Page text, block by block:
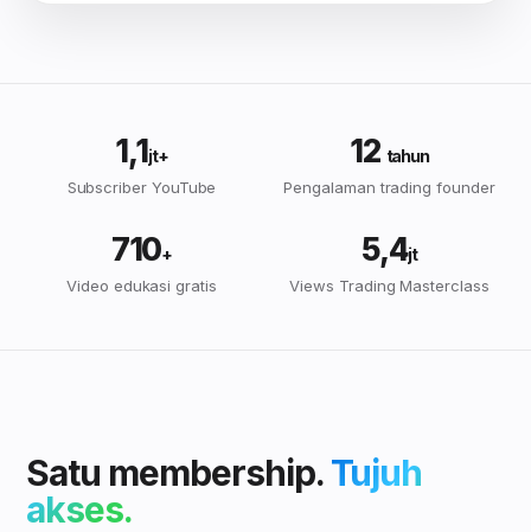
1,1jt+
Subscriber YouTube
12 tahun
Pengalaman trading founder
710+
Video edukasi gratis
5,4jt
Views Trading Masterclass
Satu membership.Tujuh
akses.